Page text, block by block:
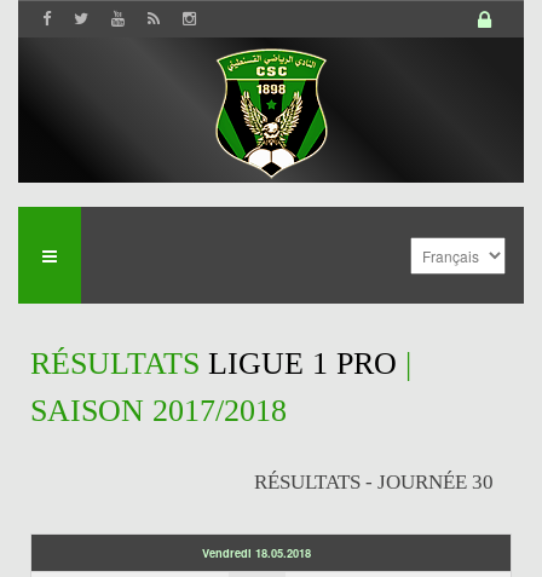
RÉSULTATS LIGUE 1 PRO |
SAISON 2017/2018
RÉSULTATS - JOURNÉE 30
Vendredi 18.05.2018